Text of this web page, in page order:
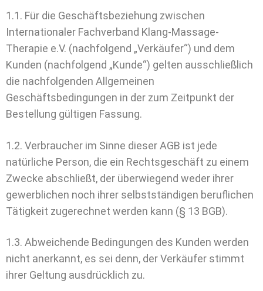
1.1. Für die Geschäftsbeziehung zwischen
Internationaler Fachverband Klang-Massage-
Therapie e.V. (nachfolgend „Verkäufer“) und dem
Kunden (nachfolgend „Kunde“) gelten ausschließlich
die nachfolgenden Allgemeinen
Geschäftsbedingungen in der zum Zeitpunkt der
Bestellung gültigen Fassung.
1.2. Verbraucher im Sinne dieser AGB ist jede
natürliche Person, die ein Rechtsgeschäft zu einem
Zwecke abschließt, der überwiegend weder ihrer
gewerblichen noch ihrer selbstständigen beruflichen
Tätigkeit zugerechnet werden kann (§ 13 BGB).
1.3. Abweichende Bedingungen des Kunden werden
nicht anerkannt, es sei denn, der Verkäufer stimmt
ihrer Geltung ausdrücklich zu.